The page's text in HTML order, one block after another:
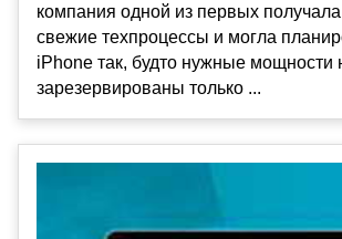
компания одной из первых
свежие техпроцессы и могла
iPhone так, будто нужные мощности
зарезервированы только ...